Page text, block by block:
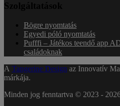
Szolgáltatások
Bögre nyomtatás
Egyedi póló nyomtatás
Pufffi – Játékos teendő app
családoknak
A Tangerine Design az Innovatív
márkája.
Minden jog fenntartva © 2023 -